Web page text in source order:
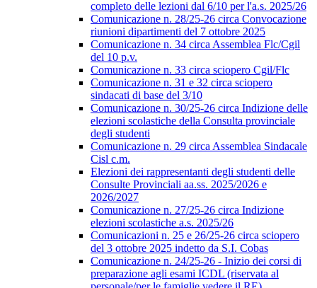
completo delle lezioni dal 6/10 per l'a.s. 2025/26
Comunicazione n. 28/25-26 circa Convocazione
riunioni dipartimenti del 7 ottobre 2025
Comunicazione n. 34 circa Assemblea Flc/Cgil
del 10 p.v.
Comunicazione n. 33 circa sciopero Cgil/Flc
Comunicazione n. 31 e 32 circa sciopero
sindacati di base del 3/10
Comunicazione n. 30/25-26 circa Indizione delle
elezioni scolastiche della Consulta provinciale
degli studenti
Comunicazione n. 29 circa Assemblea Sindacale
Cisl c.m.
Elezioni dei rappresentanti degli studenti delle
Consulte Provinciali aa.ss. 2025/2026 e
2026/2027
Comunicazione n. 27/25-26 circa Indizione
elezioni scolastiche a.s. 2025/26
Comunicazioni n. 25 e 26/25-26 circa sciopero
del 3 ottobre 2025 indetto da S.I. Cobas
Comunicazione n. 24/25-26 - Inizio dei corsi di
preparazione agli esami ICDL (riservata al